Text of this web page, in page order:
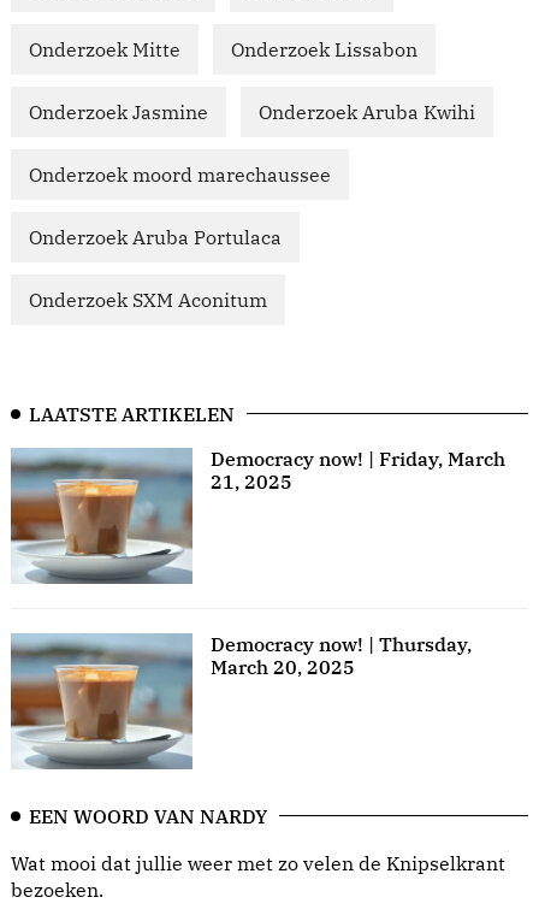
Onderzoek Mitte Onderzoek Lissabon
Onderzoek Jasmine Onderzoek Aruba Kwihi
Onderzoek moord marechaussee
Onderzoek Aruba Portulaca
Onderzoek SXM Aconitum
LAATSTE ARTIKELEN
Democracy now! | Friday, March
21, 2025
Democracy now! | Thursday,
March 20, 2025
EEN WOORD VAN NARDY
Wat mooi dat jullie weer met zo velen de Knipselkrant
bezoeken.